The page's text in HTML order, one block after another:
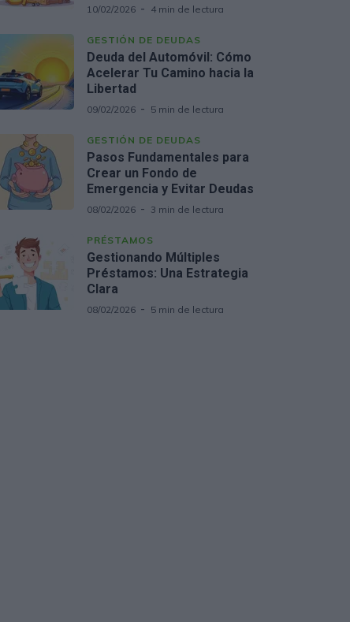
10/02/2026 4 min de lectura
GESTIÓN DE DEUDAS
Deuda del Automóvil: Cómo
Acelerar Tu Camino hacia la
Libertad
09/02/2026 5 min de lectura
GESTIÓN DE DEUDAS
Pasos Fundamentales para
Crear un Fondo de
Emergencia y Evitar Deudas
08/02/2026 3 min de lectura
PRÉSTAMOS
Gestionando Múltiples
Préstamos: Una Estrategia
Clara
08/02/2026 5 min de lectura